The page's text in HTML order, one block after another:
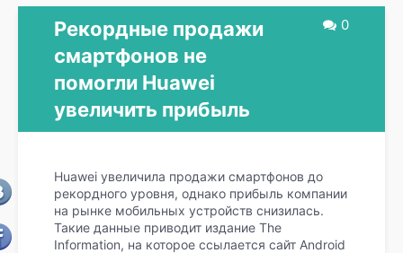
0
Рекордные продажи
смартфонов не
помогли Huawei
увеличить прибыль
Huawei увеличила продажи смартфонов до
рекордного уровня, однако прибыль компании
на рынке мобильных устройств снизилась.
Такие данные приводит издание The
Information, на которое ссылается сайт Android